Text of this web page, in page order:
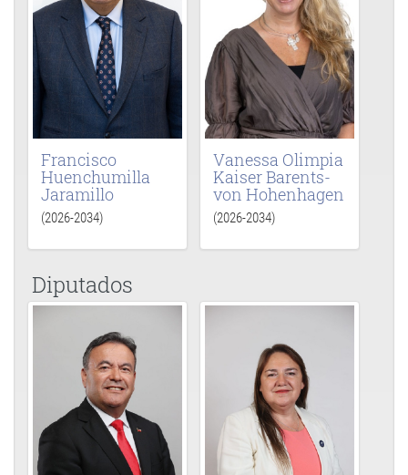
Francisco
Huenchumilla
Jaramillo
(2026-2034)
Vanessa Olimpia
Kaiser Barents-
von Hohenhagen
(2026-2034)
Diputados